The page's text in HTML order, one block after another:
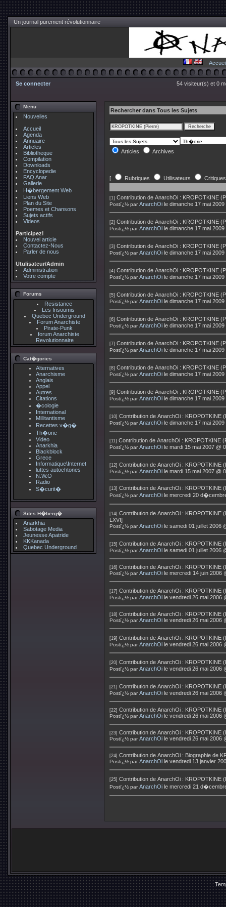
Un journal purement révolutionnaire
Accueil
Se connecter 54 visiteur(s) et 0
Menu
Nouvelles
Accueil
Agenda
Annuaire
Articles
Bibliotheque
Compilation
Downloads
Encyclopedie
FAQ Anar
Gallerie
H�bergement Web
Liens Web
Plan du Site
Poemes et Chansons
Sujets actifs
Videos
Participez!
Nouvel article
Contactez-Nous
Parler de nous
Utulisateur/Admin
Administration
Votre compte
Forums
Resistance
Les Insoumis
Quebec Underground
Forum Anarchiste
Pirate-Punk
forum Anarchiste
Revolutionnaire
Cat�gories
Alternatives
Anarchisme
Anglais
Appel
Autres
Citations
�cologie
International
Millitantisme
Recettes v�g�
Th�orie
Video
Anarkhia
Blackblock
Grece
Informatique\Internet
luttes autochtones
N.W.O
Radio
S�curit�
Sites H�berg�
Anarkhia
Sabotage Media
Jeunesse Apatride
KKKanada
Quebec Underground
Rechercher dans Tous les Sujets
Articles Archives
[ Rubriques Utilisateurs
[1] Contribution de AnarchOi : KROPOTKINE
Postï¿½ par AnarchOi le dimanche 17 mai
[2] Contribution de AnarchOi : KROPOTKINE
Postï¿½ par AnarchOi le dimanche 17 mai
[3] Contribution de AnarchOi : KROPOTKINE
Postï¿½ par AnarchOi le dimanche 17 mai
[4] Contribution de AnarchOi : KROPOTKINE
Postï¿½ par AnarchOi le dimanche 17 mai
[5] Contribution de AnarchOi : KROPOTKINE
Postï¿½ par AnarchOi le dimanche 17 mai
[6] Contribution de AnarchOi : KROPOTKINE
Postï¿½ par AnarchOi le dimanche 17 mai
[7] Contribution de AnarchOi : KROPOTKINE
Postï¿½ par AnarchOi le dimanche 17 mai
[8] Contribution de AnarchOi : KROPOTKINE
Postï¿½ par AnarchOi le dimanche 17 mai
[9] Contribution de AnarchOi : KROPOTKINE
Postï¿½ par AnarchOi le dimanche 17 mai
[10] Contribution de AnarchOi : KROPOTKINE
Postï¿½ par AnarchOi le dimanche 17 mai
[11] Contribution de AnarchOi : KROPOTKINE
Postï¿½ par AnarchOi le mardi 15 mai 2007 @
[12] Contribution de AnarchOi : KROPOTKINE
Postï¿½ par AnarchOi le mardi 15 mai 2007 @
[13] Contribution de AnarchOi : KROPOTKINE
Postï¿½ par AnarchOi le mercredi 20
[14] Contribution de AnarchOi : KROPOTKINE
LXVI]
Postï¿½ par AnarchOi le samedi 01 juillet 2006
[15] Contribution de AnarchOi : KROPOTKINE
Postï¿½ par AnarchOi le samedi 01 juillet 2006
[16] Contribution de AnarchOi : KROPOTKINE
Postï¿½ par AnarchOi le mercredi 14 juin 2006
[17] Contribution de AnarchOi : KROPOTKINE
Postï¿½ par AnarchOi le vendredi 26 mai 2006
[18] Contribution de AnarchOi : KROPOTKINE
Postï¿½ par AnarchOi le vendredi 26 mai 2006
[19] Contribution de AnarchOi : KROPOTKINE
Postï¿½ par AnarchOi le vendredi 26 mai 2006
[20] Contribution de AnarchOi : KROPOTKINE
Postï¿½ par AnarchOi le vendredi 26 mai 2006
[21] Contribution de AnarchOi : KROPOTKINE
Postï¿½ par AnarchOi le vendredi 26 mai 2006
[22] Contribution de AnarchOi : KROPOTKINE
Postï¿½ par AnarchOi le vendredi 26 mai 2006
[23] Contribution de AnarchOi : KROPOTKINE
Postï¿½ par AnarchOi le vendredi 26 mai 2006
[24] Contribution de AnarchOi : Biographie de
Postï¿½ par AnarchOi le vendredi 13 janvier
[25] Contribution de AnarchOi : KROPOTKINE
Postï¿½ par AnarchOi le mercredi 21